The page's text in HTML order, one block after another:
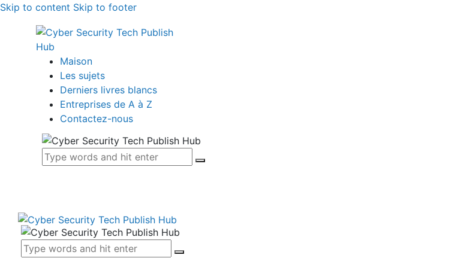
Skip to content Skip to footer
Maison
Les sujets
Derniers livres blancs
Entreprises de A à Z
Contactez-nous